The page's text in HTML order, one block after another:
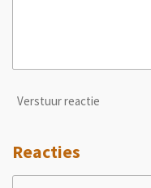
Verstuur reactie
Reacties